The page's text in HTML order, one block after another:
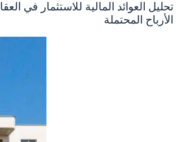
تحليل العوائد المالية للاستثمار في
الأرباح المحتملة